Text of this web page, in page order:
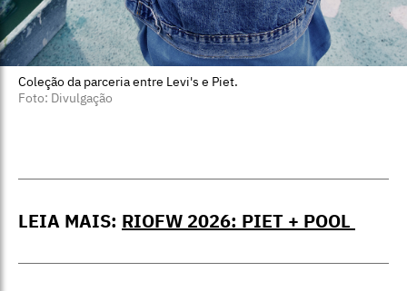
Coleção da parceria entre Levi's e Piet.
Foto: Divulgação
LEIA MAIS: RIOFW 2026: PIET + POOL